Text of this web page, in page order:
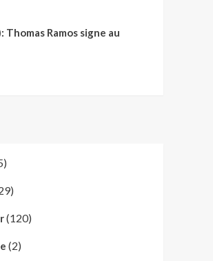
Thomas Ramos signe au
(120)
(2)